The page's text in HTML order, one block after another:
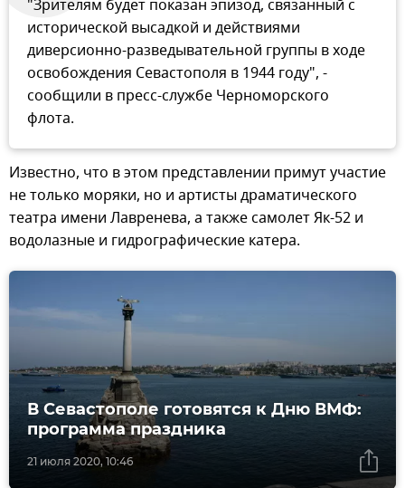
"Зрителям будет показан эпизод, связанный с
исторической высадкой и действиями
диверсионно-разведывательной группы в ходе
освобождения Севастополя в 1944 году", -
сообщили в пресс-службе Черноморского
флота.
Известно, что в этом представлении примут участие
не только моряки, но и артисты драматического
театра имени Лавренева, а также самолет Як-52 и
водолазные и гидрографические катера.
21 июля 2020, 10:46
В Севастополе готовятся к Дню ВМФ:
программа праздника